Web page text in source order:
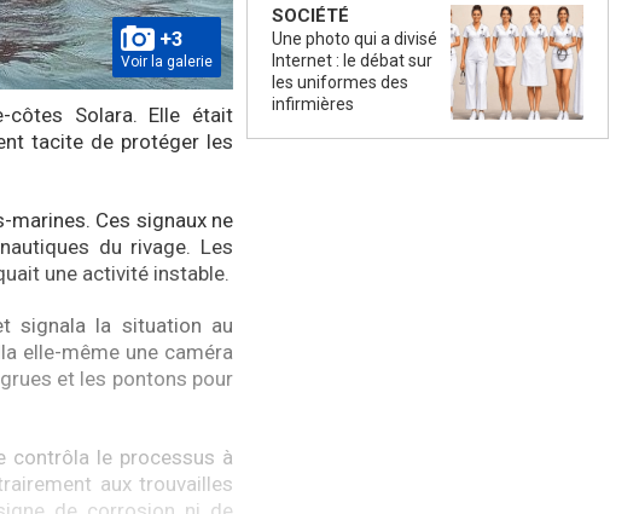
+3
Voir la galerie
Solara. Elle était
tacite de protéger les
Ces signaux ne
du rivage. Les
une activité instable.
signala la situation au
elle-même une caméra
et les pontons pour
contrôla le processus à
aux trouvailles
SOCIÉTÉ
Une photo qui a divisé
Internet : le débat sur
les uniformes des
infirmières